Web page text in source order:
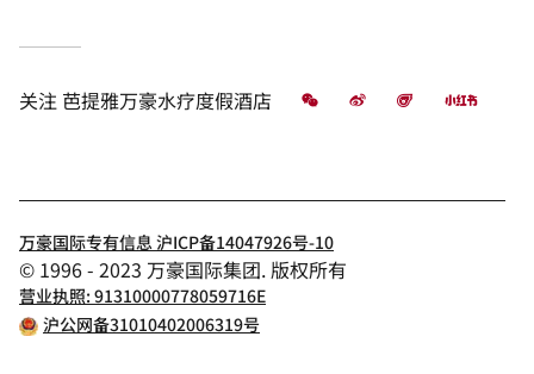
关注 芭提雅万豪水疗度假酒店 微信 微博 飞猪 小红书
万豪国际专有信息 沪ICP备14047926号-10
© 1996 - 2023 万豪国际集团. 版权所有
营业执照: 91310000778059716E
沪公网备31010402006319号